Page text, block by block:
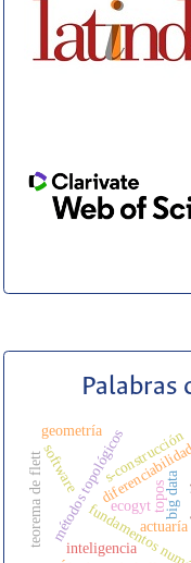
Palabras
actuaría
fundamentos
métodos topológicos
inteligencia
software big data
s-construcción
teorema de flett ecogyt
geometría
topos